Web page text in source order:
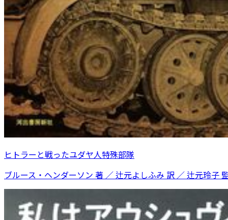
ヒトラーと戦ったユダヤ人特殊部隊
ブルース・ヘンダーソン 著 ／ 辻元よしふみ 訳 ／ 辻元玲子